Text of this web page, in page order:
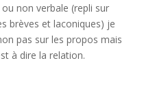
non verbale (repli sur
brèves et laconiques) je
pas sur les propos mais
à dire la relation.